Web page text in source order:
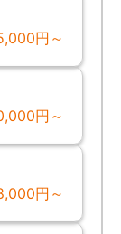
円～
円～
円～